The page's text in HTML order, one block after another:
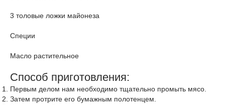
3 толовые ложки майонеза
Специи
Масло растительное
Способ приготовления:
Первым делом нам необходимо тщательно промыть мясо.
Затем протрите его бумажным полотенцем.